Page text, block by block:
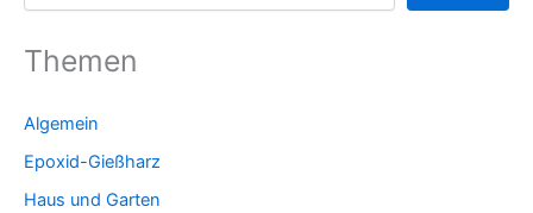
Themen
Algemein
Epoxid-Gießharz
Haus und Garten